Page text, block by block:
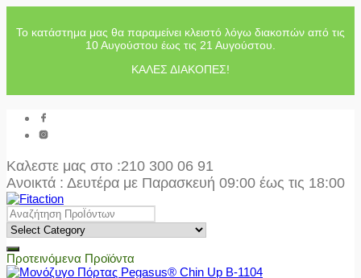
Το κατάστημα μας θα παραμείνει κλειστό λόγω διακοπών από τις
10 Αυγούστου έως τις 21 Αυγούστου.
ΚΑΛΕΣ ΔΙΑΚΟΠΕΣ!
Καλεστε μας στο :210 300 06 91
Ανοικτά : Δευτέρα με Παρασκευή 09:00 έως τις 18:00
Προτεινόμενα Προϊόντα